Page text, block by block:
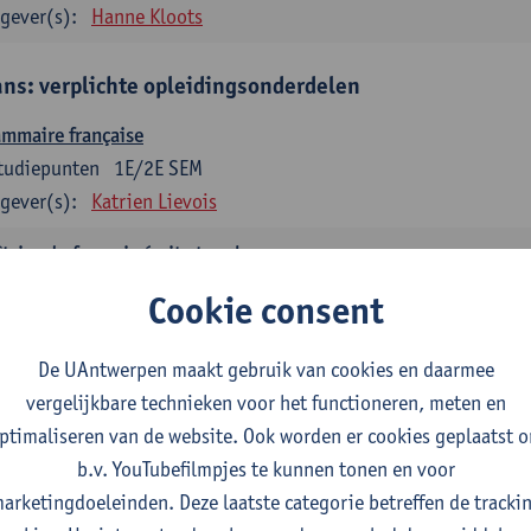
Hanne Kloots
verplichte opleidingsonderdelen
française
1E/2E SEM
Katrien Lievois
du français écrit et oral
Katrien Lievois Isa Van Acker
genres, discours en langue française
1E/2E SEM
studiepunten
Kris Peeters
verplichte opleidingsonderdelen
Cookie consent
De UAntwerpen maakt gebruik van cookies en daarmee
vergelijkbare technieken voor het functioneren, meten en
van de website. Ook worden er cookies geplaatst
b.v. YouTubefilmpjes te kunnen tonen en voor
Deze laatste categorie betreffen de